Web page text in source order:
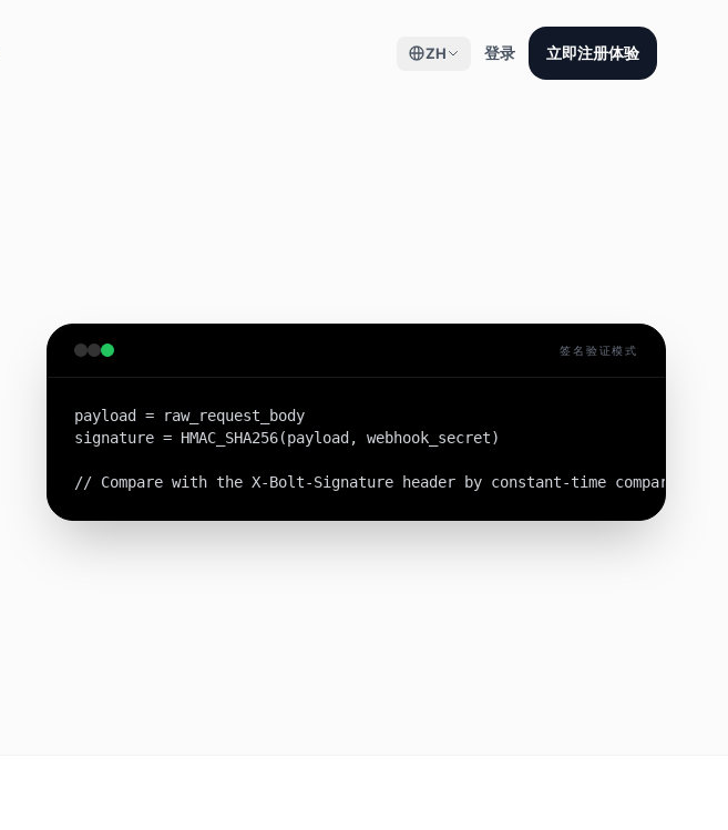
ZH 登录 立即注册体验
签名验证模式
payload = raw_request_body
signature = HMAC_SHA256(payload, webhook_secret)
// Compare with the X-Bolt-Signature header by constant-time comparison.